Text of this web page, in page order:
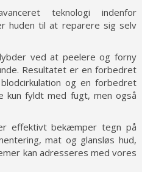
teknologi indenfor
huden til at reparere sig selv
ved at peelere og forny
Resultatet er en forbedret
og en forbedret
kun fyldt med fugt, men også
effektivt bekæmper tegn på
mat og glansløs hud,
kan adresseres med vores